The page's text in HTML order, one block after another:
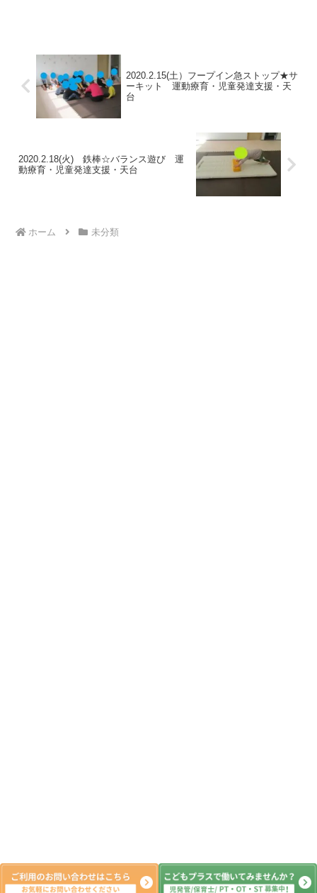
2020.2.15(土）フープイン急ストップ★サ
ーキット 運動療育・児童発達支援・天
台
2020.2.18(火) 鉄棒☆バランス遊び 運
動療育・児童発達支援・天台
ホーム 未分類